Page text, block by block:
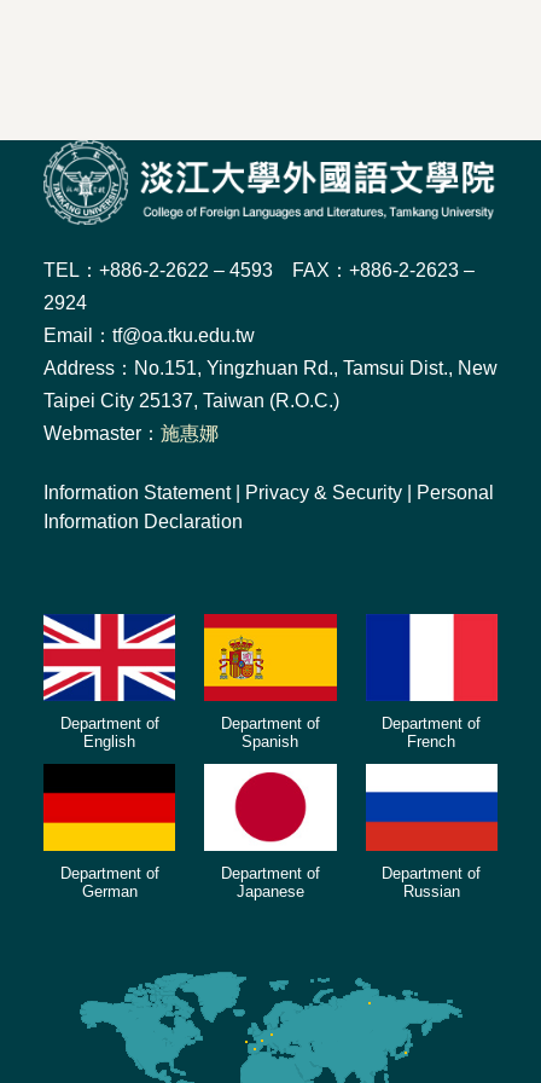
TEL：+886-2-2622 – 4593 FAX：+886-2-2623 –
2924
Email：tf@oa.tku.edu.tw
Address：No.151, Yingzhuan Rd., Tamsui Dist., New
Taipei City 25137, Taiwan (R.O.C.)
Webmaster： 施惠娜
Information Statement| Privacy & Security
Personal
Information Declaration
Department of
English
Department of
Spanish
Department of
French
Department of
German
Department of
Japanese
Department of
Russian